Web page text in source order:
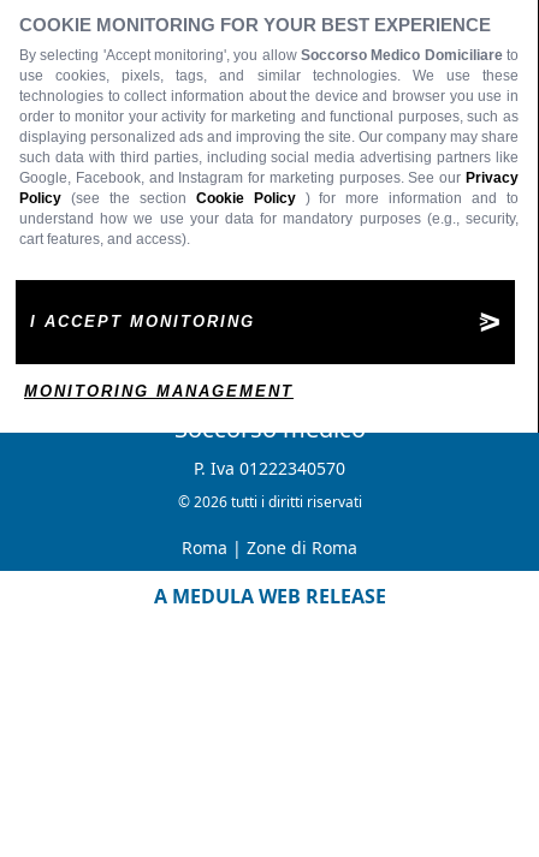
Soccorso medico
P. Iva 01222340570
© 2026 tutti i diritti riservati
Roma | Zone di Roma
A MEDULA WEB RELEASE
COOKIE MONITORING FOR YOUR BEST EXPERIENCE
By selecting 'Accept monitoring', you allow Soccorso Medico Domiciliare to
use cookies, pixels, tags, and similar technologies. We use these
technologies to collect information about the device and browser you use in
order to monitor your activity for marketing and functional purposes, such as
displaying personalized ads and improving the site. Our company may share
such data with third parties, including social media advertising partners like
Google, Facebook, and Instagram for marketing purposes. See our Privacy
Policy (see the section Cookie Policy
) for more information and to
understand how we use your data for mandatory purposes (e.g., security,
cart features, and access).
I ACCEPT MONITORING
MONITORING MANAGEMENT